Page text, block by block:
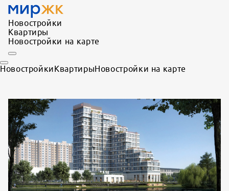
Новостройки
Квартиры
Новостройки на карте
НовостройкиКвартирыНовостройки на карте